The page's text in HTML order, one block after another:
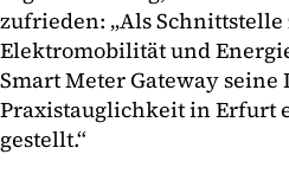
zufrieden: „Als
Elektromobilität und
Smart Meter Gateway
Praxistauglichkeit in Erfurt
gestellt.“